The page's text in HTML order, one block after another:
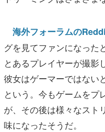
海外フォーラムの
グを見てファンになった
とあるプレイヤーが撮影
彼女はゲーマーではない
という。今もゲームをプ
が、その後は様々なスト
味になったそうだ。